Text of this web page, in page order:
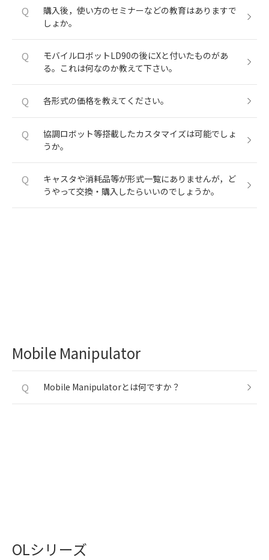
Q
購入後，使い方のセミナーなどの教育はありますで
しょか。
Q
モバイルロボットLD90の後にXと付いたものがあ
る。これは何なのか教えて下さい。
Q 各形式の価格を教えてください。
Q
協調ロボット等搭載したカスタマイズは可能でしょ
うか。
Q
キャスタや消耗品等が形式一覧にありませんが，ど
うやって交換・購入したらいいのでしょうか。
Mobile Manipulator
Q Mobile Manipulatorとは何ですか？
OLシリーズ